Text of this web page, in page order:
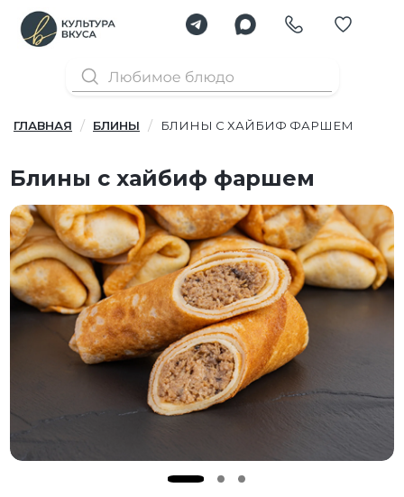
ГЛАВНАЯ БЛИНЫ БЛИНЫ С ХАЙБИФ ФАРШЕМ
Блины с хайбиф фаршем